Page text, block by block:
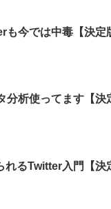
今では中毒【決定
析使ってます【決
るTwitter入門【決